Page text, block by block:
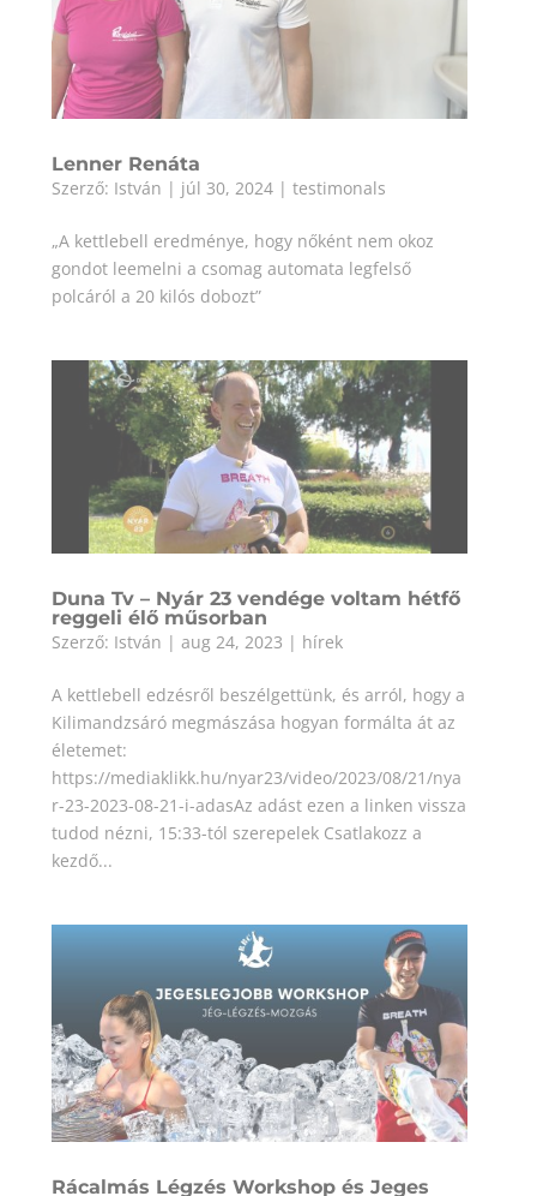
Lenner Renáta
Szerző: István | júl 30, 2024 |testimonals
„A kettlebell eredménye, hogy nőként nem okoz
gondot leemelni a csomag automata legfelső
polcáról a 20 kilós dobozt”
Duna Tv – Nyár 23 vendége voltam hétfő
reggeli élő műsorban
Szerző: István |aug 24, 2023 | hírek
A kettlebell edzésről beszélgettünk, és arról, hogy a
Kilimandzsáró megmászása hogyan formálta át az
életemet:
https://mediaklikk.hu/nyar23/video/2023/08/21/nya
r-23-2023-08-21-i-adasAz adást ezen a linken vissza
tudod nézni, 15:33-tól szerepelek Csatlakozz a
kezdő...
Rácalmás Légzés Workshop és Jeges